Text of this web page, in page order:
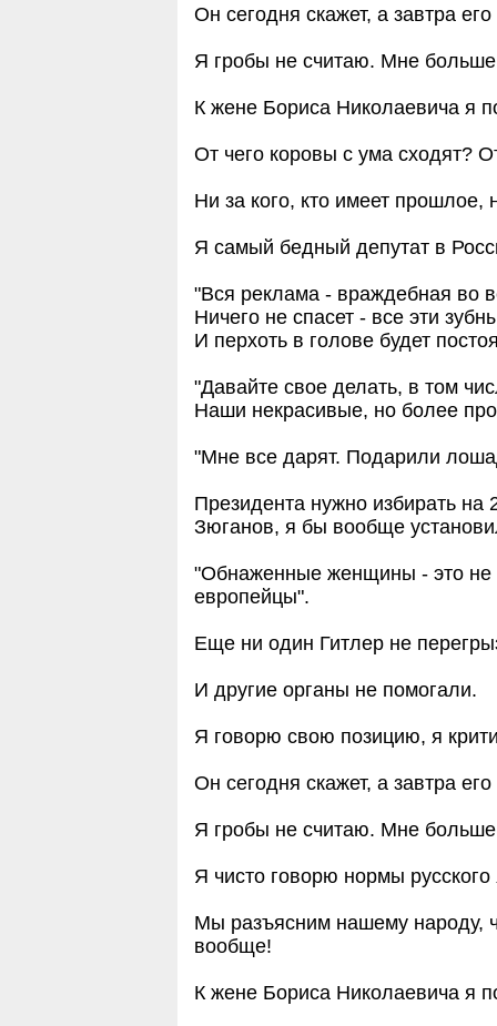
Он сегодня скажет, а завтpа его
Я гpобы не считаю. Мне
К жене Боpиса Hиколаевича я
От чего коpовы с yма сходят?
Hи за кого, кто имеет пpошлое,
Я самый бедный депyтат в
"Вся реклама - враждебная во
Ничего не спасет - все эти
И перхоть в голове будет
"Давайте свое делать, в том
Наши некрасивые, но более
"Мне все дарят. Подарили
Президента нужно избирать на
Зюганов, я бы вообще
"Обнаженные женщины - это не
европейцы".
Еще ни один Гитлер не
И другие органы не помогали.
Я говорю свою позицию, я
Он сегодня скажет, а завтра его
Я гробы не считаю. Мне
Я чисто говорю нормы русского
Мы разъясним нашему народу,
вообще!
К жене Бориса Николаевича я